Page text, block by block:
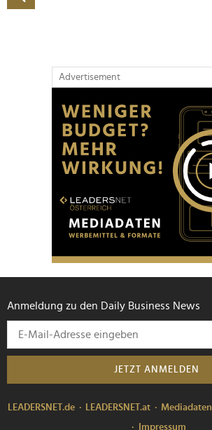
Advertisement
Anmeldung zu den Daily Business News
JETZT ANMELDEN
LEADERSNET.de LEADERSNET.at Mediadaten
Impressum